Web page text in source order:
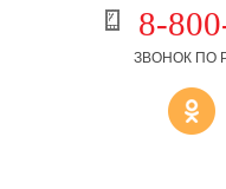
8-
ЗВОНОК ПО